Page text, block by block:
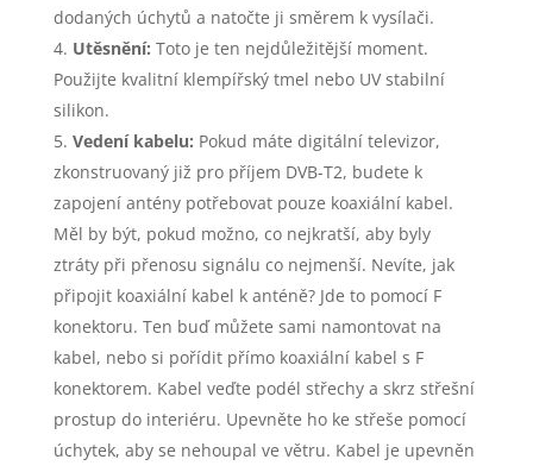
dodaných úchytů a natočte ji směrem k vysílači.
Utěsnění: Toto je ten nejdůležitější moment.
Použijte kvalitní klempířský tmel nebo UV stabilní
silikon.
Vedení kabelu: Pokud máte digitální televizor,
zkonstruovaný již pro příjem DVB-T2, budete k
zapojení antény potřebovat pouze koaxiální kabel.
Měl by být, pokud možno, co nejkratší, aby byly
ztráty při přenosu signálu co nejmenší. Nevíte, jak
připojit koaxiální kabel k anténě? Jde to pomocí F
konektoru. Ten buď můžete sami namontovat na
kabel, nebo si pořídit přímo koaxiální kabel s F
konektorem. Kabel veďte podél střechy a skrz střešní
prostup do interiéru. Upevněte ho ke střeše pomocí
úchytek, aby se nehoupal ve větru. Kabel je upevněn